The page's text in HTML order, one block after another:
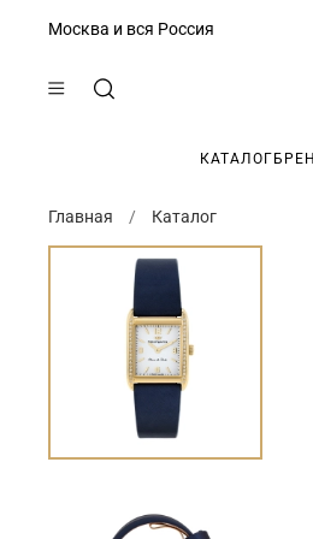
Москва и вся Россия
КАТАЛОГ
Главная Каталог